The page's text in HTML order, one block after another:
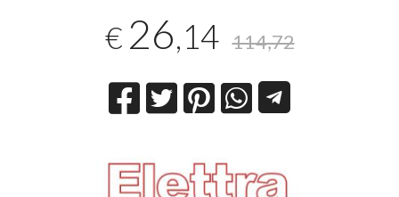
€ 26,14 114,72